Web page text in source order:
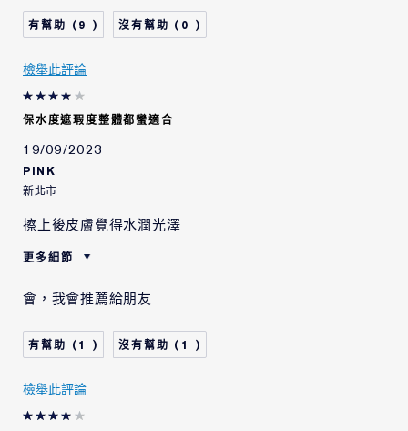
9 0
檢舉此評論
保水度遮瑕度整體都蠻適合
19/09/2023
PINK
新北市
擦上後皮膚覺得水潤光澤
更多細節
肌膚問題
整體的膚色
會，我會推薦給朋友
1 1
檢舉此評論